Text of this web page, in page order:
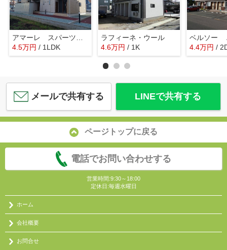
アマーレ スパーツィオ Ⅱ
4.5万円 / 1LDK
ラフィーネ・ウール
4.6万円 / 1K
ベルソー
4.4万円 /
メールで共有する LINEで共有する
ページトップに戻る
電話でお問い合わせする
営業時間:9:30～18:00
定休日:毎週水曜日
ホーム
会社概要
お問合せ